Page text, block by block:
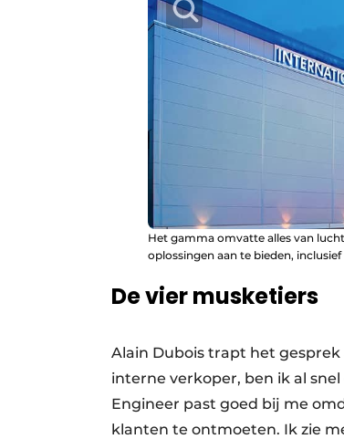
Het gamma omvatte alles van
oplossingen aan te bieden,
De vier musketiers
Alain Dubois trapt het gesprek
interne verkoper, ben ik al
Engineer past goed bij me
klanten te ontmoeten. Ik zie